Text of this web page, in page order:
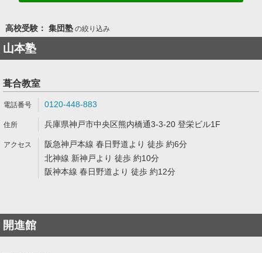
高校受験： 集団塾の絞り込み
山本塾
葺合教室
0120-448-883
兵庫県神戸市中央区熊内橋通3-3-20 登栄ビル1F
阪急神戸本線 春日野道より 徒歩 約6分
北神線 新神戸より 徒歩 約10分
阪神本線 春日野道より 徒歩 約12分
開進館